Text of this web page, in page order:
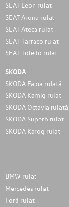
SEAT Leon rulat
SEAT Arona rulat
SEAT Ateca rulat
SEAT Tarraco rulat
SEAT Toledo rulat
SKODA
SKODA Fabia rulată
SKODA Kamiq rulat
SKODA Octavia rulată
SKODA Superb rulat
SKODA Karoq rulat
BMW rulat
Mercedes rulat
Ford rulat